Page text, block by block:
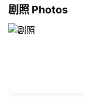
剧照 Photos